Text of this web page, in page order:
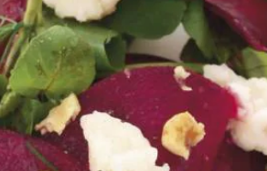
de borden. Rooster de hazelnoten in
en dille erover. Bon appétit!
gerookt spek.